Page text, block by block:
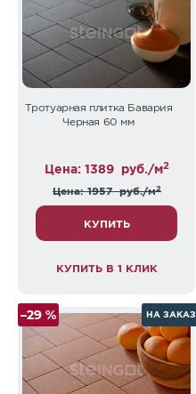
Тротуарная плитка Бавария
Черная 60 мм
Цена: 1389 руб./м2
Цена: 1957руб./м2
КУПИТЬ
КУПИТЬ В 1 КЛИК
–29 % НА ЗАКАЗ